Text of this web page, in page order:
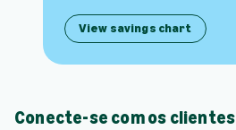
View savings chart
Conecte-se com os clientes